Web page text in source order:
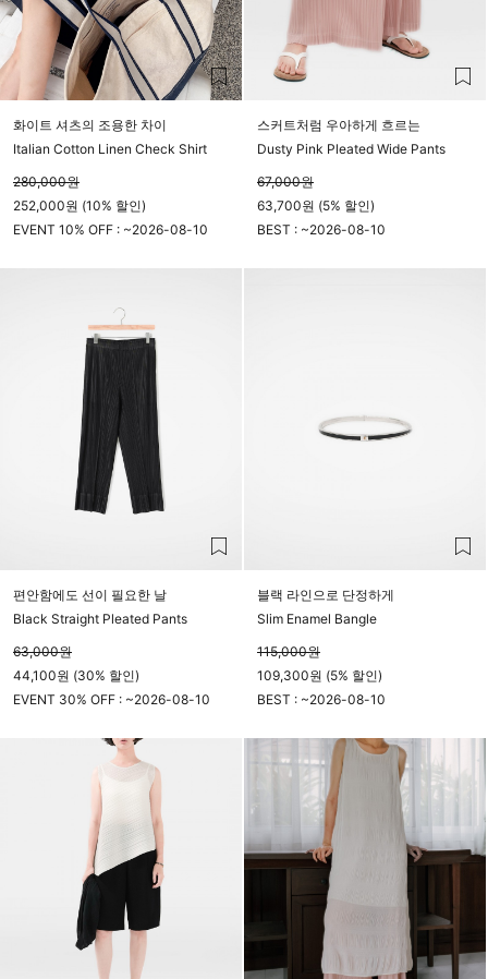
화이트 셔츠의 조용한 차이
Italian Cotton Linen Check Shirt
280,000원
252,000원 (10% 할인)
EVENT 10% OFF : ~2026-08-10
스커트처럼 우아하게 흐르는
Dusty Pink Pleated Wide Pants
67,000원
63,700원 (5% 할인)
BEST : ~2026-08-10
편안함에도 선이 필요한 날
Black Straight Pleated Pants
63,000원
44,100원 (30% 할인)
EVENT 30% OFF : ~2026-08-10
블랙 라인으로 단정하게
Slim Enamel Bangle
115,000원
109,300원 (5% 할인)
BEST : ~2026-08-10